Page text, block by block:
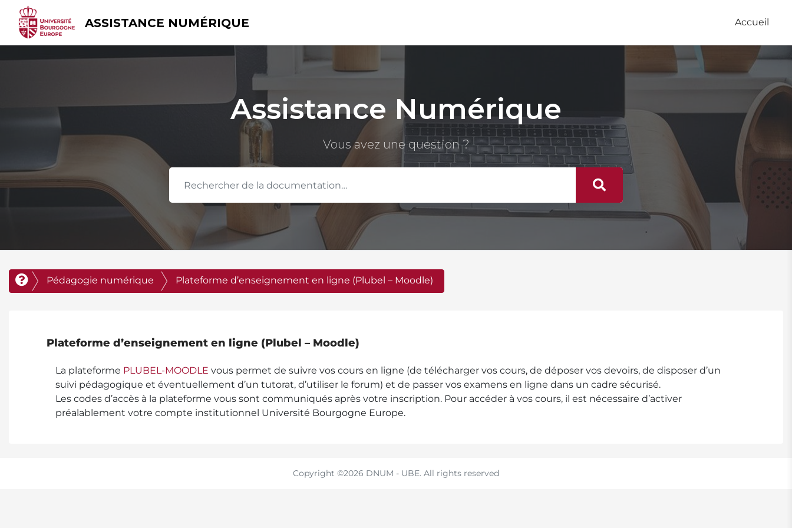
content
ASSISTANCE NUMÉRIQUE Accueil
Assistance Numérique
Vous avez une question ?
Pédagogie numérique Plateforme d’enseignement en ligne (Plubel – Moodle)
Plateforme d’enseignement en ligne (Plubel – Moodle)
La plateforme PLUBEL-MOODLE vous permet de suivre vos cours en ligne (de télécharger vos cours, de déposer vos devoirs, de disposer d’un
suivi pédagogique et éventuellement d’un tutorat, d’utiliser le forum) et de passer vos examens en ligne dans un cadre sécurisé.
Les codes d’accès à la plateforme vous sont communiqués après votre inscription. Pour accéder à vos cours, il est nécessaire d’activer
préalablement votre compte institutionnel Université Bourgogne Europe.
Copyright ©2026 DNUM - UBE. All rights reserved